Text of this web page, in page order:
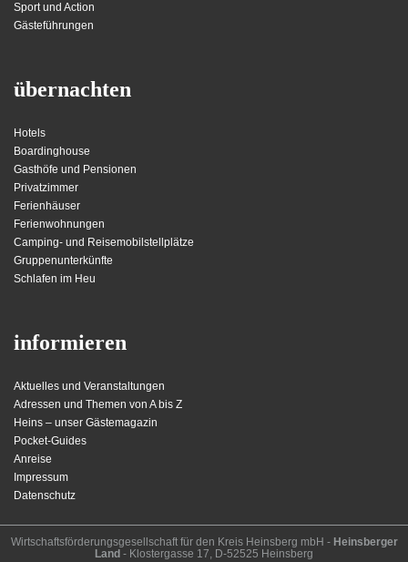
Sport und Action
Gästeführungen
übernachten
Hotels
Boardinghouse
Gasthöfe und Pensionen
Privatzimmer
Ferienhäuser
Ferienwohnungen
Camping- und Reisemobilstellplätze
Gruppenunterkünfte
Schlafen im Heu
informieren
Aktuelles und Veranstaltungen
Adressen und Themen von A bis Z
Heins – unser Gästemagazin
Pocket-Guides
Anreise
Impressum
Datenschutz
Wirt­schafts­för­der­ungs­ge­sell­schaft für den Kreis Heins­berg mbH - Heinsberger
Land - Kloster­gasse 17, D-52525 Heinsberg